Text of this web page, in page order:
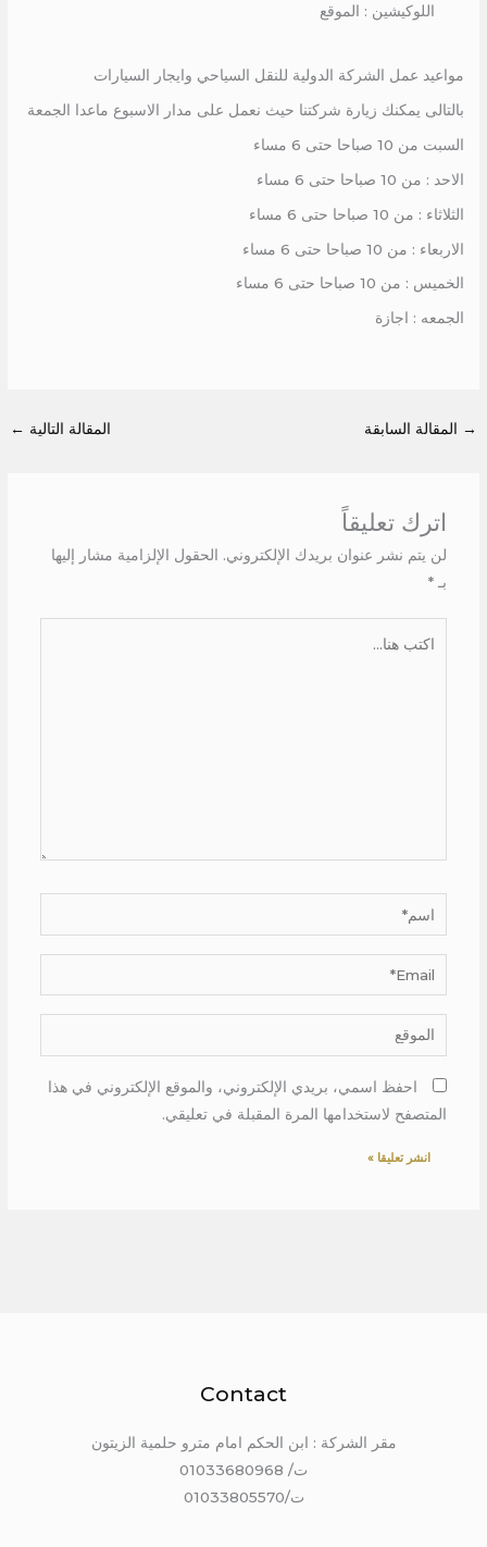
اللوكيشين : الموقع
مواعيد عمل الشركة الدولية للنقل السياحي وايجار السيارات
بالتالى يمكنك زيارة شركتنا حيث نعمل على مدار الاسبوع ماعدا الجمعة
السبت من 10 صباحا حتى 6 مساء
الاحد : من 10 صباحا حتى 6 مساء
الثلاثاء : من 10 صباحا حتى 6 مساء
الاربعاء : من 10 صباحا حتى 6 مساء
الخميس : من 10 صباحا حتى 6 مساء
الجمعه : اجازة
→ المقالة السابقة المقالة التالية ←
اترك تعليقاً
لن يتم نشر عنوان بريدك الإلكتروني. الحقول الإلزامية مشار إليها
بـ *
اسم*
Email*
الموقع
احفظ اسمي، بريدي الإلكتروني، والموقع الإلكتروني في هذا
المتصفح لاستخدامها المرة المقبلة في تعليقي.
Contact
مقر الشركة : ابن الحكم امام مترو حلمية الزيتون
ت/ 01033680968
ت/01033805570